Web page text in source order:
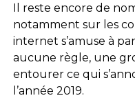
Il reste encore de
notamment sur les
internet s’amuse à
aucune règle, une
entourer ce qui
l’année 2019.